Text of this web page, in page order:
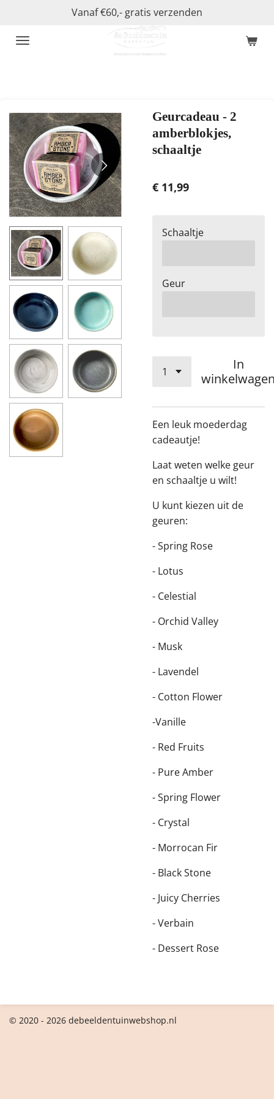
naar
Vanaf €60,- gratis verzenden
Geurcadeau - 2
amberblokjes,
schaaltje
€ 11,99
Schaaltje
Geur
In
Een leuk moederdag
cadeautje!
Laat weten welke geur
en schaaltje u wilt!
U kunt kiezen uit de
geuren:
- Spring Rose
- Lotus
- Celestial
- Orchid Valley
- Musk
- Lavendel
- Cotton Flower
-Vanille
- Red Fruits
- Pure Amber
- Spring Flower
- Crystal
- Morrocan Fir
- Black Stone
- Juicy Cherries
- Verbain
- Dessert Rose
© 2020 - 2026 debeeldentuinwebshop.nl